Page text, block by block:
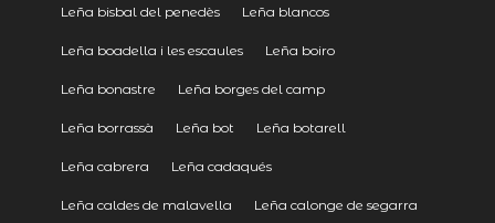
Leña bisbal del penedès Leña blancos
Leña boadella i les escaules Leña boiro
Leña bonastre Leña borges del camp
Leña borrassà Leña bot Leña botarell
Leña cabrera Leña cadaqués
Leña caldes de malavella Leña calonge de segarra